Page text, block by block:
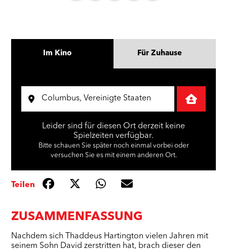
ZUSAMMENFASSUNG
Nachdem sich Thaddeus Hartington vielen Jahren mit
seinem Sohn David zerstritten hat, brach dieser den
Im Kino Für Zuhause
Leider sind für diesen Ort derzeit keine
Spielzeiten verfügbar.
Bitte schauen Sie später noch einmal vorbei oder
versuchen Sie es mit einem anderen Ort.
Teilen